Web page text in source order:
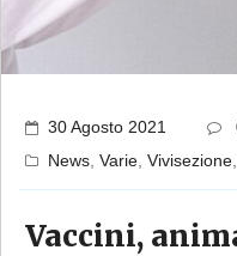
30 Agosto 2021
News Varie Vivisezione
Vaccini,